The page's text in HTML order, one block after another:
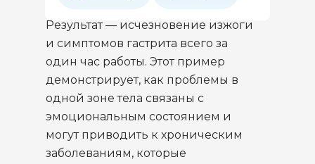
Результат — исчезновение изжоги
и симптомов гастрита всего за
один час работы. Этот пример
демонстрирует, как проблемы в
одной зоне тела связаны с
эмоциональным состоянием и
могут приводить к хроническим
заболеваниям, которые